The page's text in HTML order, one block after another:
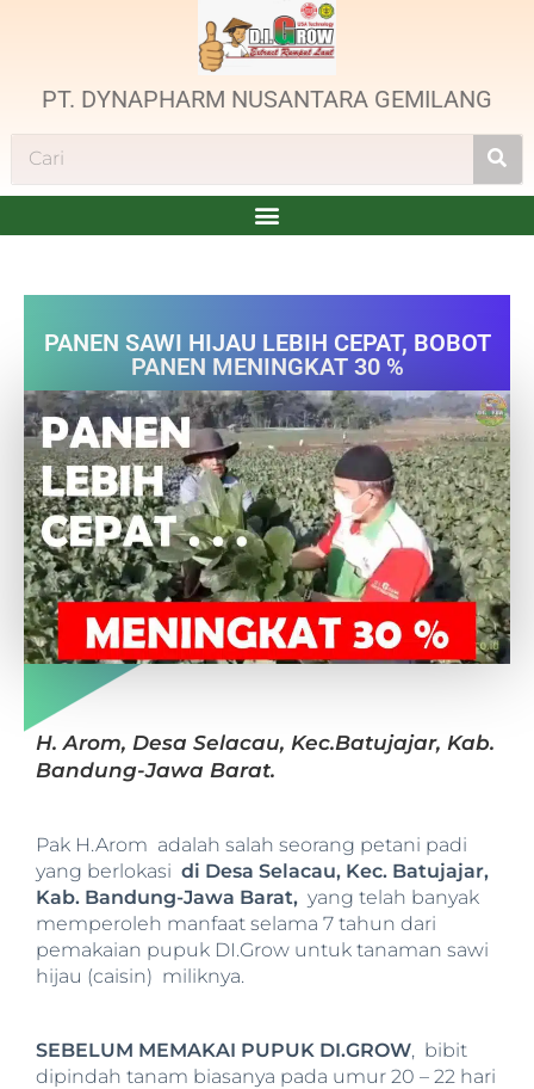
PT. DYNAPHARM NUSANTARA GEMILANG
PANEN SAWI HIJAU LEBIH CEPAT, BOBOT
PANEN MENINGKAT 30 %
H. Arom, Desa Selacau, Kec.Batujajar, Kab.
Bandung-Jawa Barat.
Pak H.Arom adalah salah seorang petani padi
yang berlokasi di Desa Selacau, Kec. Batujajar,
Kab. Bandung-Jawa Barat, yang telah banyak
memperoleh manfaat selama 7 tahun dari
pemakaian pupuk DI.Grow untuk tanaman sawi
hijau (caisin) miliknya.
SEBELUM MEMAKAI PUPUK DI.GROW, bibit
dipindah tanam biasanya pada umur 20 – 22 hari